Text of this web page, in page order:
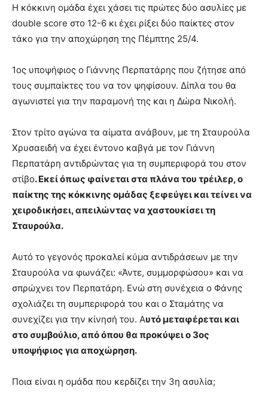
Η κόκκινη ομάδα έχει χάσει τις πρώτες δύο ασυλίες με
double score στο 12-6 κι έχει ρίξει δύο παίκτες στον
τάκο για την αποχώρηση της Πέμπτης 25/4.
1ος υποψήφιος ο Γιάννης Περπατάρης που ζήτησε από
τους συμπαίκτες του να τον ψηφίσουν. Δίπλα του θα
αγωνιστεί για την παραμονή της και η Δώρα Νικολή.
Στον τρίτο αγώνα τα αίματα ανάβουν, με τη Σταυρούλα
Χρυσαειδή να έχει έντονο καβγά με τον Γιάννη
Περπατάρη αντιδρώντας για τη συμπεριφορά του στον
στίβο. Εκεί όπως φαίνεται στα πλάνα του τρέιλερ, ο
παίκτης της κόκκινης ομάδας ξεφεύγει και τείνει να
χειροδικήσει, απειλώντας να χαστουκίσει τη
Σταυρούλα.
Αυτό το γεγονός προκαλεί κύμα αντιδράσεων με την
Σταυρούλα να φωνάζει: «Άντε, συμμορφώσου» και να
σπρώχνει τον Περπατάρη. Ενώ στη συνέχεια ο Φάνης
σχολιάζει τη συμπεριφορά του και ο Σταμάτης να
συνεχίζει για την κίνησή του. Αυτό μεταφέρεται και
στο συμβούλιο, από όπου θα προκύψει ο 3ος
υποψήφιος για αποχώρηση.
Ποια είναι η ομάδα που κερδίζει την 3η ασυλία;